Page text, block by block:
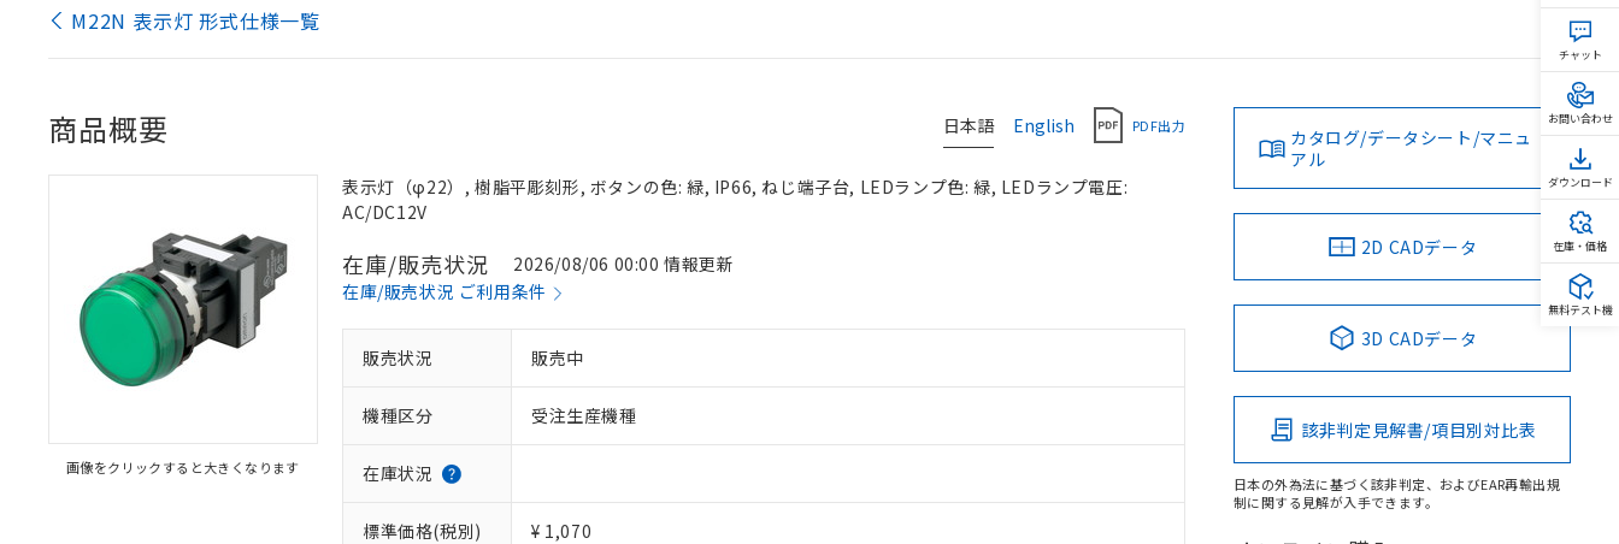
M22N 表示灯 形式仕様一覧
日本語 English PDF出力
商品概要
画像をクリックすると大きくなります
表示灯（φ22）, 樹脂平彫刻形, ボタンの色: 緑, IP66, ねじ端子台, LEDランプ色: 緑, LEDランプ電圧:
AC/DC12V
在庫/販売状況
2026/08/06 00:00 情報更新
在庫/販売状況 ご利用条件
販売状況 販売中
機種区分 受注生産機種
在庫状況
標準価格(税別) ¥ 1,070
カタログ/データシート/マニュ
アル
2D CADデータ
3D CADデータ
該非判定見解書/項目別対比表
日本の外為法に基づく該非判定、およびEAR再輸出規
制に関する見解が入手できます。
チャット
お問い合わせ
ダウンロード
在庫・価格
無料テスト機